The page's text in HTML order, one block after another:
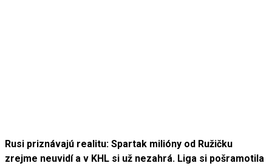
Rusi priznávajú realitu: Spartak milióny od Ružičku
zrejme neuvidí a v KHL si už nezahrá. Liga si pošramotila